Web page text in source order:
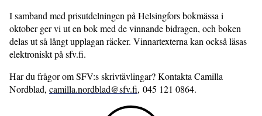
I sam­band med prisutdelningen på Helsingfors bokmässa i
oktober ger vi ut en bok med de vinnande bidragen, och boken
delas ut så långt upplagan räcker. Vinnartexterna kan också läsas
elektroniskt på sfv.fi.
Har du frågor om SFV:s skrivtävlingar? Kontakta Camilla
Nordblad, camilla.nordblad@sfv.fi, 045 121 0864.